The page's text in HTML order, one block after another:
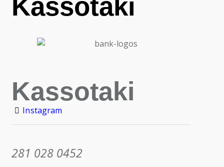
Kassotaki
Kassotaki
Instagram
281 028 0452